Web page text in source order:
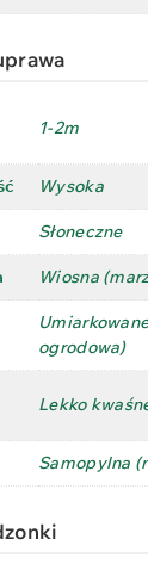
1-2m
Wysoka
Słoneczne
Wiosna
ogrodowa)
Lekko
Samopylna